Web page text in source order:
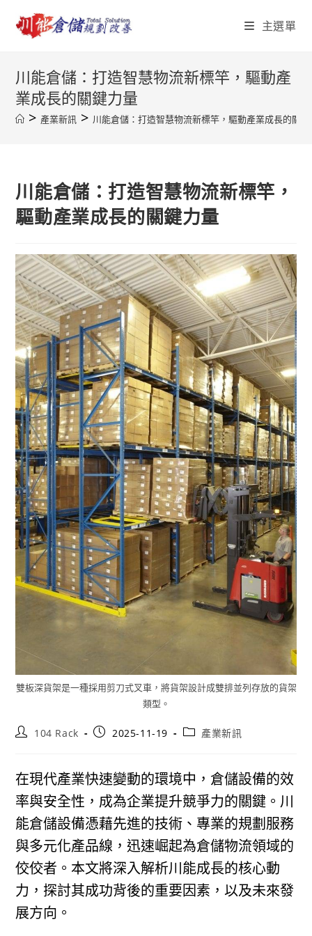
content
主選單
川能倉儲：打造智慧物流新標竿，驅動產
業成長的關鍵力量
> 產業新訊 > 川能倉儲：打造智慧物流新標竿，驅動產業成長的關
川能倉儲：打造智慧物流新標竿，
驅動產業成長的關鍵力量
雙板深貨架是一種採用剪刀式叉車，將貨架設計成雙排並列存放的貨架
類型。
Post104 Rack
Post2025-11-19
Post產業新訊
在現代產業快速變動的環境中，倉儲設備的效
率與安全性，成為企業提升競爭力的關鍵。川
能倉儲設備憑藉先進的技術、專業的規劃服務
與多元化產品線，迅速崛起為倉儲物流領域的
佼佼者。本文將深入解析川能成長的核心動
力，探討其成功背後的重要因素，以及未來發
展方向。